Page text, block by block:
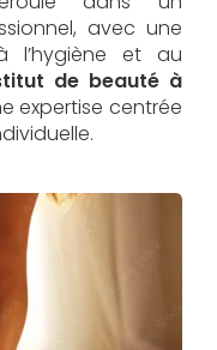
avec une
l’hygiène et au
de beauté à
expertise centrée